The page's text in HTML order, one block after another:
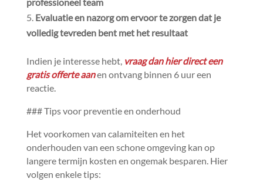
Evaluatie en nazorg om ervoor te zorgen dat je
volledig tevreden bent met het resultaat
Indien je interesse hebt, vraag dan hier direct een
gratis offerte aanen ontvang binnen 6 uur een
reactie.​
### Tips voor preventie en onderhoud
Het voorkomen van calamiteiten en het
onderhouden van een schone omgeving kan op
langere termijn kosten en ongemak besparen.​ Hier
volgen enkele tips: